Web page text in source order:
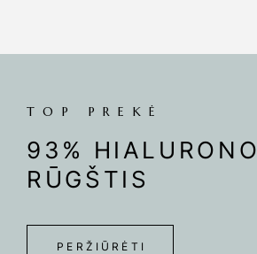
TOP PREKĖ
93% HIALURONO
RŪGŠTIS
PERŽIŪRĖTI